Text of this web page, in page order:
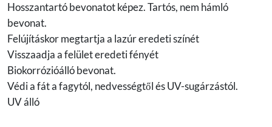
Hosszantartó bevonatot képez. Tartós, nem hámló
bevonat.
Felújításkor megtartja a lazúr eredeti színét
Visszaadja a felület eredeti fényét
Biokorrózióálló bevonat.
Védi a fát a fagytól, nedvességtől és UV-sugárzástól.
UV álló